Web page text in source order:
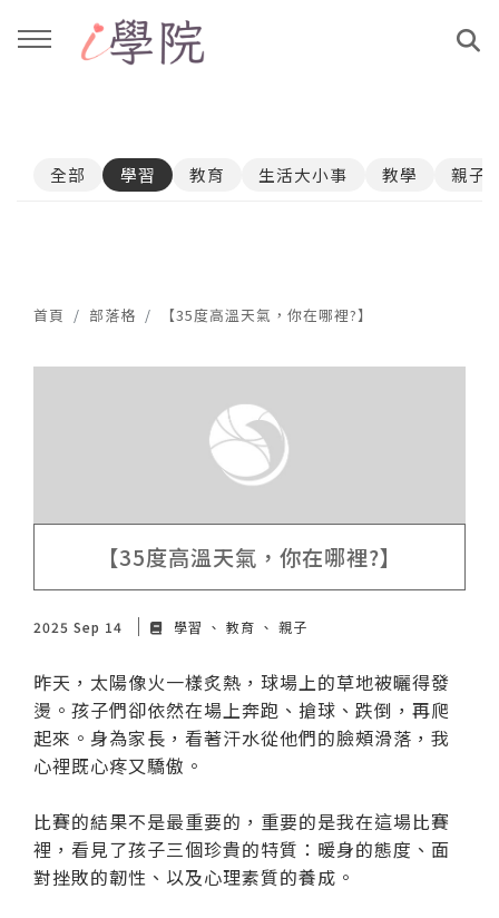
課程介紹
親子共學
公益講座
文章與影音作品
YouTube
媒體報導
全部 學習 教育 生活大小事 教學 親子
首頁 部落格 【35度高溫天氣，你在哪裡?】
【35度高溫天氣，你在哪裡?】
2025 Sep 14 學習 教育 親子
昨天，太陽像火一樣炙熱，球場上的草地被曬得發
燙。孩子們卻依然在場上奔跑、搶球、跌倒，再爬
起來。身為家長，看著汗水從他們的臉頰滑落，我
心裡既心疼又驕傲。
比賽的結果不是最重要的，重要的是我在這場比賽
裡，看見了孩子三個珍貴的特質：暖身的態度、面
對挫敗的韌性、以及心理素質的養成。